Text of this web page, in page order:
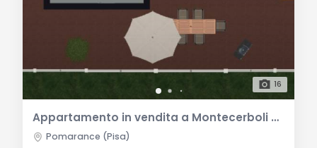
16
Appartamento in vendita a Montecerboli con giardino e garage
Pomarance (Pisa)